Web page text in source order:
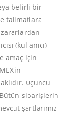
belirli bir
talimatlara
(kullanıcı)
amaç için
Üçüncü
siparişlerin
şartlarımız